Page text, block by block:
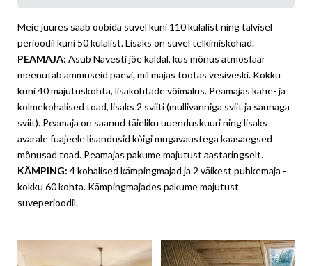
Meie juures saab ööbida suvel kuni 110 külalist ning talvisel
perioodil kuni 50 külalist. Lisaks on suvel telkimiskohad.
PEAMAJA: Asub Navesti jõe kaldal, kus mõnus atmosfäär
meenutab ammuseid päevi, mil majas töötas vesiveski. Kokku
kuni 40 majutuskohta, lisakohtade võimalus. Peamajas kahe- ja
kolmekohalised toad, lisaks 2 sviiti (mullivanniga sviit ja saunaga
sviit). Peamaja on saanud täieliku uuenduskuuri ning lisaks
avarale fuajeele lisandusid kõigi mugavaustega kaasaegsed
mõnusad toad. Peamajas pakume majutust aastaringselt.
KÄMPING: 4 kohalised kämpingmajad ja 2 väikest puhkemaja -
kokku 60 kohta. Kämpingmajades pakume majutust
suveperioodil.